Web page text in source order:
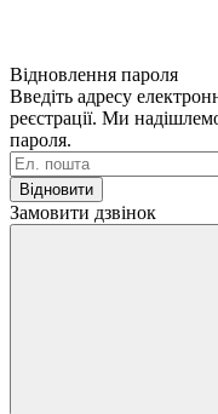
Відновлення пароля
Введіть адресу
реєстрації. Ми
пароля.
Відновити
Замовити дзвінок